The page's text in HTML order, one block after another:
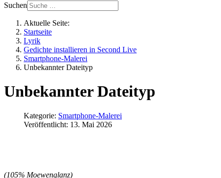
Suchen
Aktuelle Seite:
Startseite
Lyrik
Gedichte installieren in Second Live
Smartphone-Malerei
Unbekannter Dateityp
Unbekannter Dateityp
Kategorie: Smartphone-Malerei
Veröffentlicht: 13. Mai 2026
(105% Moewenglanz)